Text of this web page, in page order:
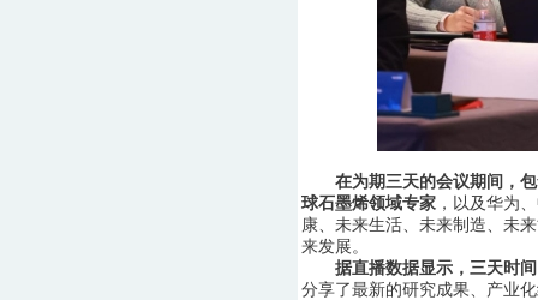
在为期三天的会议期间，
球石墨烯领域专家 ，以及华为
康、未来生活、未来制造、未
来发展。
据直播数据显示，三天时
分享了最新的研究成果、产业